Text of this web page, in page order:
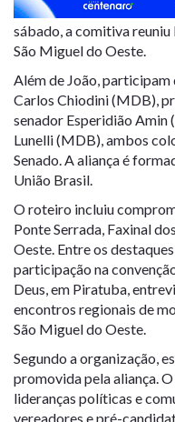
sábado, a comitiva
São Miguel do Oeste.
Além de João,
Carlos Chiodini (MDB),
senador Esperidião Amin
Lunelli (MDB), ambos
Senado. A aliança é
União Brasil.
O roteiro incluiu
Ponte Serrada, Faxinal
Oeste. Entre os
participação na
Deus, em Piratuba,
encontros regionais de
São Miguel do Oeste.
Segundo a organização,
promovida pela aliança.
lideranças políticas e
vereadores e pré-